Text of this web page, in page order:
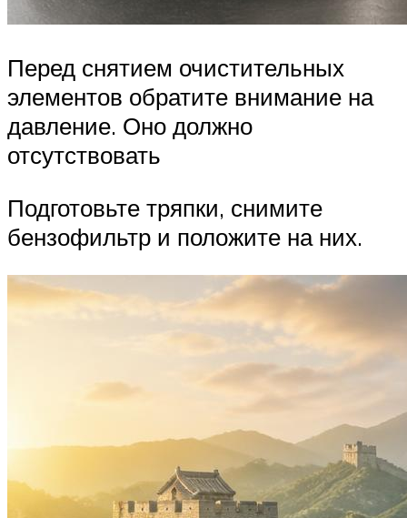
Перед снятием очистительных
элементов обратите внимание на
давление. Оно должно
отсутствовать
Подготовьте тряпки, снимите
бензофильтр и положите на них.